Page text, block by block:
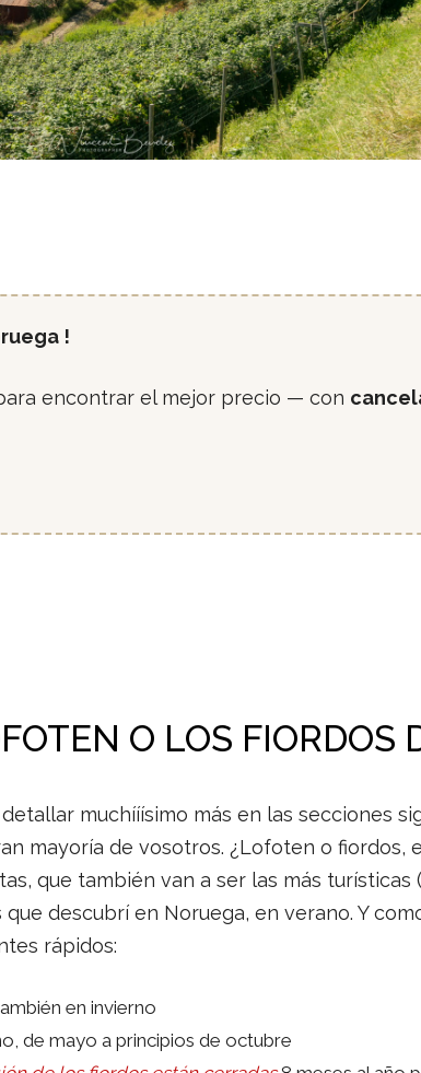
!
encontrar el mejor precio — con
O LOS FIORDOS
muchííísimo más en las secciones
mayoría de vosotros. ¿Lofoten o fiordos,
que también van a ser las más turísticas
descubrí en Noruega, en verano. Y
rápidos:
en invierno
de mayo a principios de octubre